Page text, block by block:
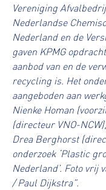
Vereniging
Nederlandse
Nederland en de
gaven KPMG
aanbod van en de
recycling is. Het
aangeboden aan
Nienke Homan
(directeur VNO-
Drea Berghorst
onderzoek ‘Plastic
Nederland’. Foto vrij
/ Paul Dijkstra”.